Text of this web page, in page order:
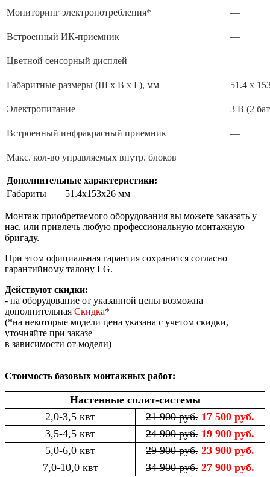
Мониторинг электропотребления* —
Встроенный ИК-приемник —
Цветной сенсорный дисплей —
Габаритные размеры (Ш х В х Г), мм 51.4 x
Электропитание 3 В (2
Встроенный инфракрасный приемник —
Макс. кол-во управляемых внутр. блоков
Дополнительные характеристики:
Габариты
51.4x153x26 мм
Монтаж приобретаемого оборудования вы можете заказать у
нас, или привлечь любую профессиональную монтажную
бригаду.
При этом официальная гарантия сохранится согласно
гарантийному талону LG.
Действуют скидки:
- на оборудование от указанной цены возможна
дополнительная Скидка*
(*на некоторые модели цена указана с учетом скидки,
уточняйте при заказе
в зависимости от модели)
Стоимость базовых монтажных работ:
Настенные сплит-системы
2,0-3,5 квт
21 900 руб. 17 500 руб.
3,5-4,5 квт
24 900 руб. 19 900 руб.
5,0-6,0 квт
29 900 руб. 23 900 руб.
7,0-10,0 квт
34 900 руб. 27 900 руб.